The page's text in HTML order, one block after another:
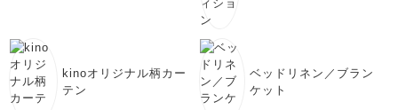
kinoオリジナル柄カー
テン
ベッドリネン／ブラン
ケット